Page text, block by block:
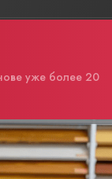
уже более 20